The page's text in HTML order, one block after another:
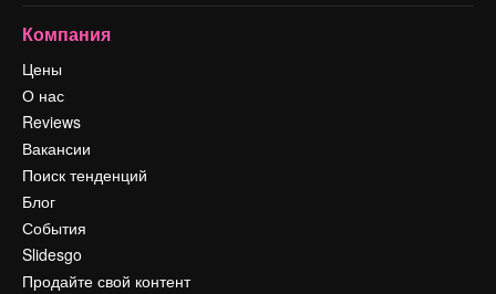
Компания
Цены
О нас
Reviews
Вакансии
Поиск тенденций
Блог
События
Slidesgo
Продайте свой контент